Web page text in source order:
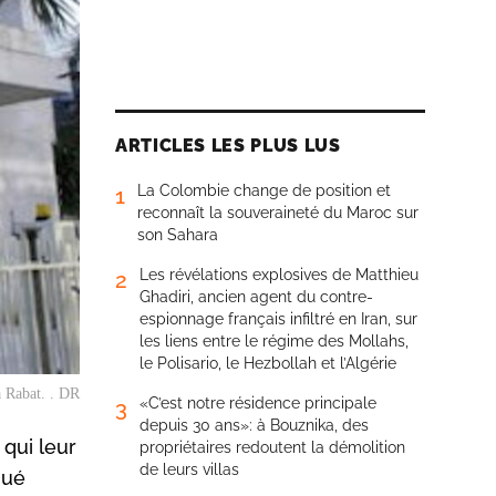
Rabat. . DR
qui leur
ARTICLES LES PLUS LUS
1
La Colombie change de position et
reconnaît la souveraineté du Maroc sur
son Sahara
2
Les révélations explosives de Matthieu
Ghadiri, ancien agent du contre-
espionnage français infiltré en Iran, sur
les liens entre le régime des Mollahs,
le Polisario, le Hezbollah et l’Algérie
3
«C’est notre résidence principale
depuis 30 ans»: à Bouznika, des
propriétaires redoutent la démolition
de leurs villas